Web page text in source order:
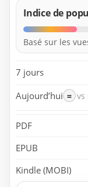
Indice de
Basé sur les
7 jours
Aujourd’hui = vs
PDF
EPUB
Kindle (MOBI)